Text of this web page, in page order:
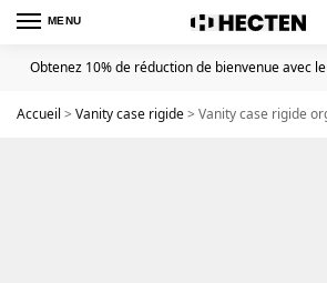
MENU
Obtenez 10% de réduction de bienvenue avec
Accueil > Vanity case rigide> Vanity case rigide